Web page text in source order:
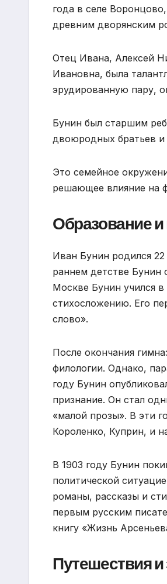
года в селе
древним дворянским
Отец Ивана, Алексей
Ивановна, была
эрудированную пару,
Бунин был старшим
двоюродных братьев и
Это семейное
решающее влияние на
Образование
Иван Бунин родился 22
раннем детстве Бунин
Москве Бунин учился
стихосложению. Его
слово».
После окончания
филологии. Однако,
году Бунин
признание. Он стал
«малой прозы». В эти
Короленко, Куприн, и
В 1903 году Бунин
политической
романы, рассказы и
первым русским
книгу «Жизнь
Путешествия